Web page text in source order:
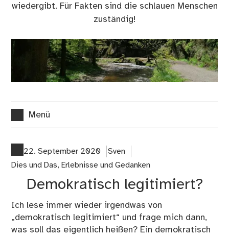
wiedergibt. Für Fakten sind die schlauen Menschen
zuständig!
Menü
22. September 2020
Sven
Dies und Das, Erlebnisse und Gedanken
Demokratisch legitimiert?
Ich lese immer wieder irgendwas von
„demokratisch legitimiert“ und frage mich dann,
was soll das eigentlich heißen? Ein demokratisch